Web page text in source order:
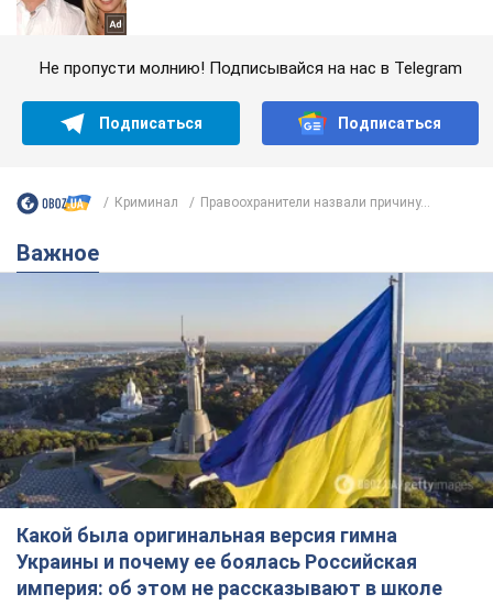
Не пропусти молнию! Подписывайся на нас в Telegram
Подписаться Подписаться
Криминал Правоохранители назвали причину...
Важное
Какой была оригинальная версия гимна
Украины и почему ее боялась Российская
империя: об этом не рассказывают в школе